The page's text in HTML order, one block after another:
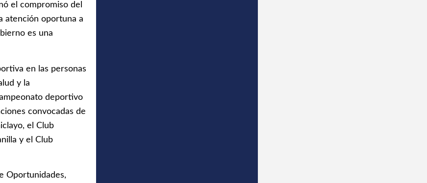
el compromiso del
atención oportuna a
es una
en las personas
y la
deportivo
convocadas de
el Club
y el Club
Oportunidades,